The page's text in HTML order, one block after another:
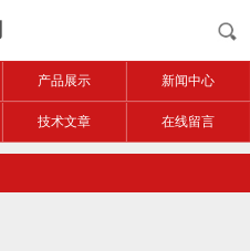
产品展示 新闻中心
技术文章 在线留言